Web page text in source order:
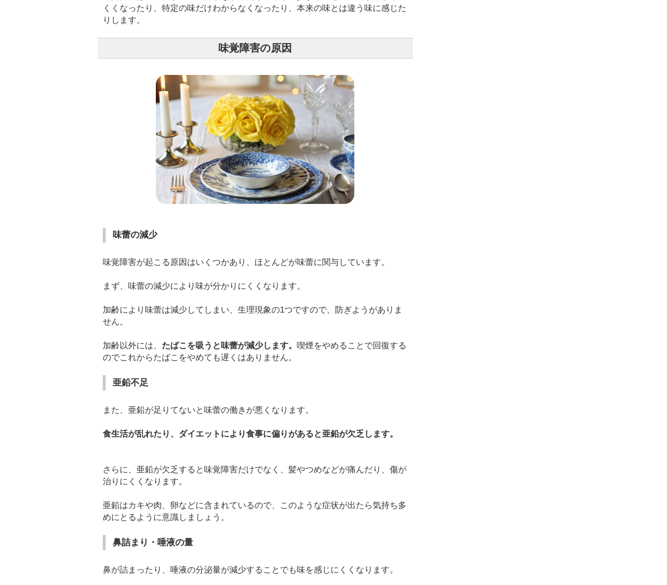
くくなったり、特定の味だけわからなくなったり、本来の味とは違う味に感じた
りします。
味覚障害の原因
味蕾の減少
味覚障害が起こる原因はいくつかあり、ほとんどが味蕾に関与しています。
まず、味蕾の減少により味が分かりにくくなります。
加齢により味蕾は減少してしまい、生理現象の1つですので、防ぎようがありま
せん。
加齢以外には、 たばこを吸うと味蕾が減少します。 喫煙をやめることで回復する
のでこれからたばこをやめても遅くはありません。
亜鉛不足
また、亜鉛が足りてないと味蕾の働きが悪くなります。
食生活が乱れたり、ダイエットにより食事に偏りがあると亜鉛が欠乏します。
さらに、亜鉛が欠乏すると味覚障害だけでなく、髪やつめなどが痛んだり、傷が
治りにくくなります。
亜鉛はカキや肉、卵などに含まれているので、このような症状が出たら気持ち多
めにとるように意識しましょう。
鼻詰まり・唾液の量
鼻が詰まったり、唾液の分泌量が減少することでも味を感じにくくなります。